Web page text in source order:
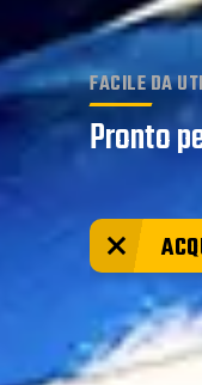
FACILE DA
Pronto